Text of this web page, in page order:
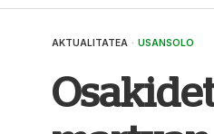
AKTUALITATEA · USANSOLO